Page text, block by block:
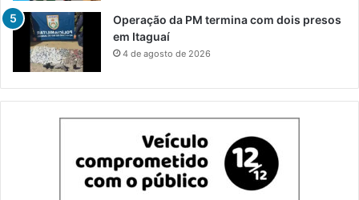
Operação da PM termina com dois presos
em Itaguaí
4 de agosto de 2026